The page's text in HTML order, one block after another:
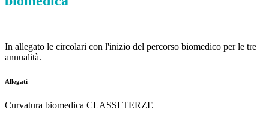
In allegato le circolari con l'inizio del percorso biomedico per le tre
annualità.
Allegati
Curvatura biomedica CLASSI TERZE